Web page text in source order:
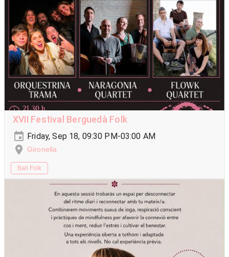
XVII Festival Berguedà Folk
Friday, Sep 18, 09:30 PM-03:00 AM
Gironella
Ball Folk